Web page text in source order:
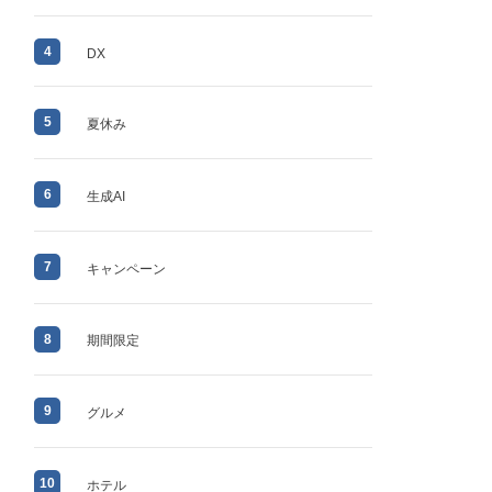
4 DX
5 夏休み
6 生成AI
7 キャンペーン
8 期間限定
9 グルメ
10 ホテル